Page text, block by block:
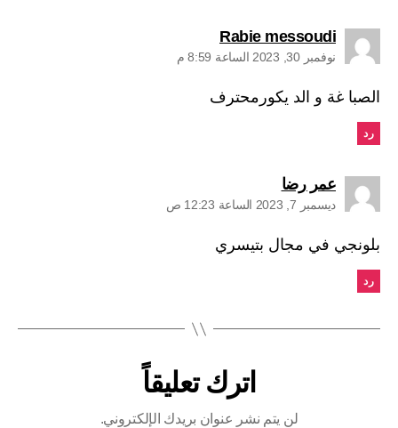
Rabie messoudi
نوفمبر 30, 2023 الساعة 8:59 م
الصبا غة و الد يكورمحترف
رد
عمر رضا
ديسمبر 7, 2023 الساعة 12:23 ص
بلونجي في مجال بتيسري
رد
اترك تعليقاً
لن يتم نشر عنوان بريدك الإلكتروني.